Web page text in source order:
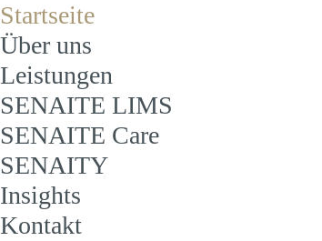
Startseite
Über uns
Leistungen
SENAITE LIMS
SENAITE Care
SENAITY
Insights
Kontakt